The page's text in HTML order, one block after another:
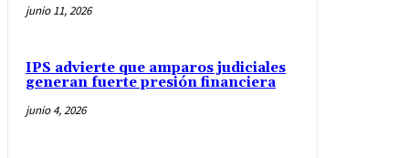
junio 11, 2026
IPS advierte que amparos judiciales
generan fuerte presión financiera
junio 4, 2026